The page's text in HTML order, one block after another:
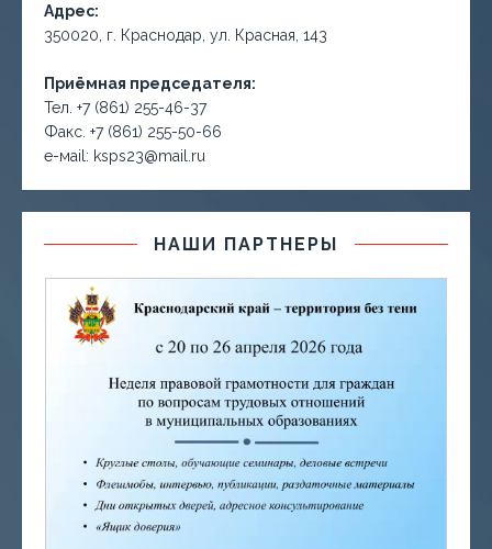
Адрес:
350020, г. Краснодар, ул. Красная, 143
Приёмная председателя:
Тел. +7 (861) 255-46-37
Факс. +7 (861) 255-50-66
е-маil: ksps23@mail.ru
НАШИ ПАРТНЕРЫ